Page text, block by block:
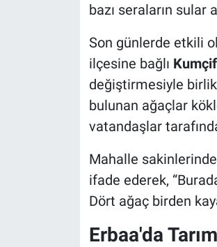
bazı seraların sular
Son günlerde etkili
ilçesine bağlı
değiştirmesiyle
bulunan ağaçlar
vatandaşlar
Mahalle
ifade ederek,
Dört ağaç birden
Erbaa'da